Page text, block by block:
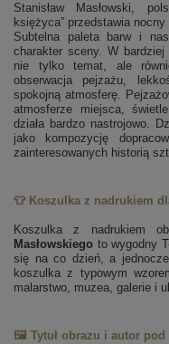
Stanisław Masłowski,
księżyca” przedstawia
Subtelna paleta barw i
charakter sceny. W
nie tylko temat, ale
obserwacja pejzażu,
spokojną atmosferę.
atmosferze miejsca,
działa bardzo nastrojowo.
jako kompozycję
zainteresowanych historią
👕 Koszulka z nadrukiem
Koszulka z nadrukiem
Masłowskiego to wygodny
się na co dzień, a
koszulka z typowym
malarstwo, muzea, galerie i
🖼️ Tytuł obrazu i autor pod